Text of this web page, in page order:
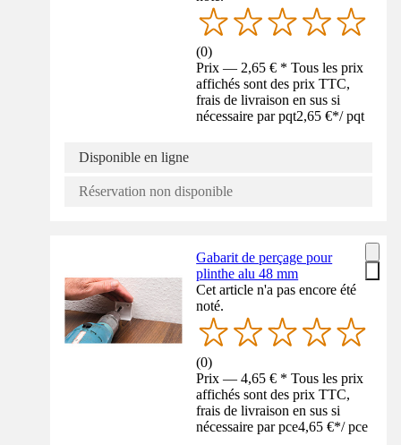
(0)
Prix — 2,65 € * Tous les prix
affichés sont des prix TTC,
frais de livraison en sus si
nécessaire par pqt2,65 €*/ pqt
Disponible en ligne
Réservation non disponible
Gabarit de perçage pour
plinthe alu 48 mm
Cet article n'a pas encore été
noté.
(0)
Prix — 4,65 € * Tous les prix
affichés sont des prix TTC,
frais de livraison en sus si
nécessaire par pce4,65 €*/ pce